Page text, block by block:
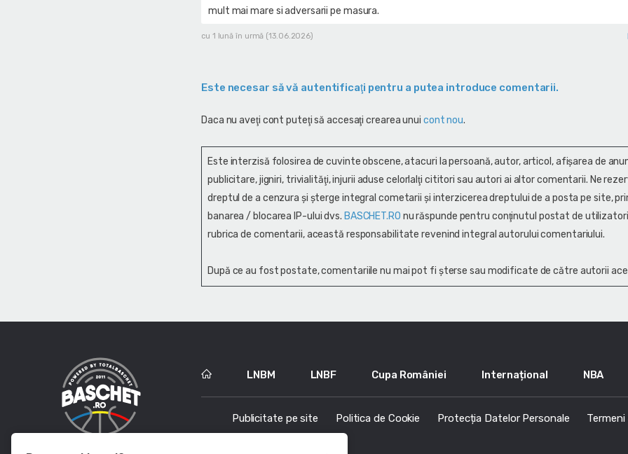
mult mai mare si adversarii pe masura.
cu 1 lună în urmă (13.06.2026)
Este necesar să vă autentificaţi pentru a putea introduce comentarii.
Daca nu aveţi cont puteţi să accesaţi crearea unui cont nou.
Este interzisă folosirea de cuvinte obscene, atacuri la persoană, autor, articol, afişarea de
publicitare, jigniri, trivialităţi, injurii aduse celorlalţi cititori sau autori ai altor comentarii. Ne
dreptul de a cenzura și şterge integral cometarii și interzicerea dreptului de a posta pe site,
banarea / blocarea IP-ului dvs. BASCHET.RO nu răspunde pentru conţinutul postat de
rubrica de comentarii, această responsabilitate revenind integral autorului comentariului.
După ce au fost postate, comentariile nu mai pot fi șterse sau modificate de către autorii
LNBM LNBF Cupa României Internațional NBA
Publicitate pe site Politica de Cookie Protecția Datelor Personale